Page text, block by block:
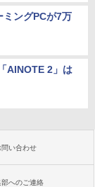
ングPCが7万
AINOTE 2」は
問い合わせ
部へのご連絡